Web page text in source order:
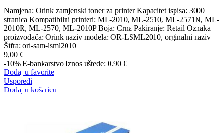
Namjena: Orink zamjenski toner za printer Kapacitet ispisa: 3000
stranica Kompatibilni printeri: ML-2010, ML-2510, ML-2571N, ML-
2010R, ML-2570, ML-2010P Boja: Crna Pakiranje: Retail Oznaka
proizvođača: Orink naziv modela: OR-LSML2010, orginalni naziv
Šifra: ori-sam-lsml2010
9,00 €
-10% E-bankarstvo Iznos uštede: 0.90 €
Dodaj u favorite
Usporedi
Dodaj u košaricu